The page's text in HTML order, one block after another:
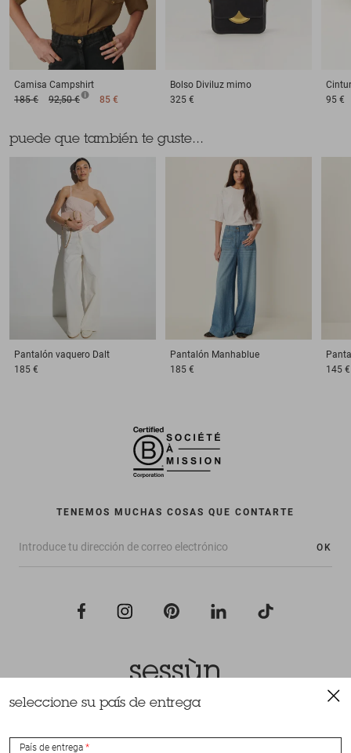
Camisa Campshirt
185 €
92,50 € 85 €
Bolso Diviluz mimo
325 €
95 €
puede que también te guste...
Pantalón vaquero Dalt
185 €
Pantalón Manhablue
185 €
145 €
TENEMOS MUCHAS COSAS QUE CONTARTE
OK
Todos los derechos reservados Sessùn 2022
seleccione su país de entrega
País de entrega